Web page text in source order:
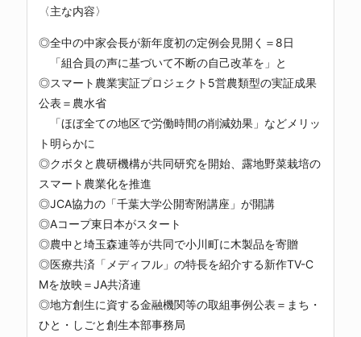
〈主な内容〉
◎全中の中家会長が新年度初の定例会見開く＝8日
「組合員の声に基づいて不断の自己改革を」と
◎スマート農業実証プロジェクト5営農類型の実証成果
公表＝農水省
「ほぼ全ての地区で労働時間の削減効果」などメリッ
ト明らかに
◎クボタと農研機構が共同研究を開始、露地野菜栽培の
スマート農業化を推進
◎JCA協力の「千葉大学公開寄附講座」が開講
◎Aコープ東日本がスタート
◎農中と埼玉森連等が共同で小川町に木製品を寄贈
◎医療共済「メディフル」の特長を紹介する新作TV-C
Mを放映＝JA共済連
◎地方創生に資する金融機関等の取組事例公表＝まち・
ひと・しごと創生本部事務局